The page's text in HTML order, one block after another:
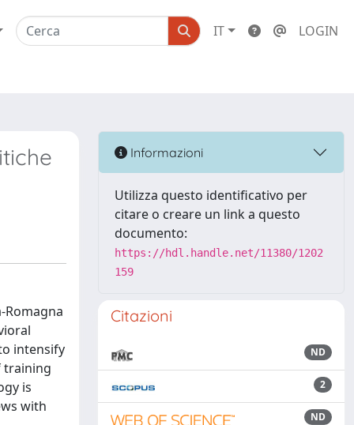
IT LOGIN
intensify
training
is
with
Informazioni
Utilizza questo identificativo per
citare o creare un link a questo
documento:
https://hdl.handle.net/11380/1202
159
Citazioni
ND
2
ND